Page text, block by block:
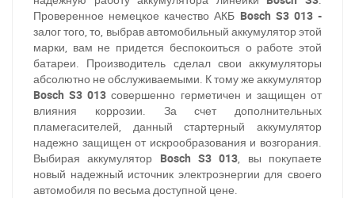
Проверенное немецкое качество АКБ Bosch S3 013 -
залог того, то, выбрав автомобильный аккумулятор этой
марки, вам не придется беспокоиться о работе этой
батареи. Производитель сделал свои аккумуляторы
абсолютно не обслуживаемыми. К тому же аккумулятор
Bosch S3 013совершенно герметичен и защищен от
влияния коррозии. За счет дополнительных
пламегасителей, данный стартерный аккумулятор
надежно защищен от искрообразования и возгорания.
Выбирая аккумулятор Bosch S3 013, вы покупаете
новый надежный источник электроэнергии для своего
автомобиля по весьма доступной цене.